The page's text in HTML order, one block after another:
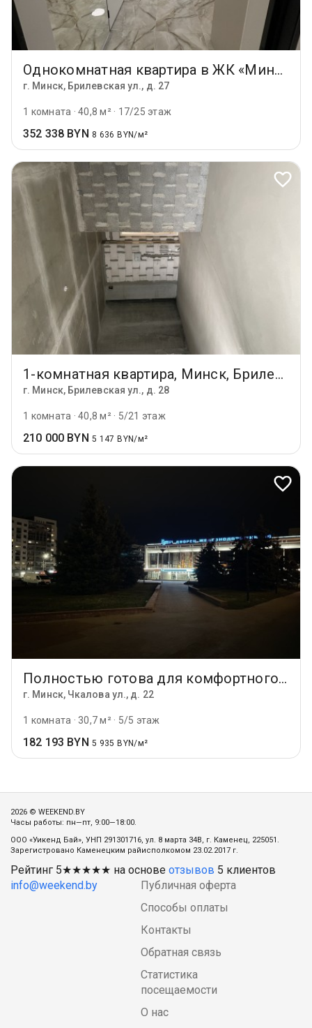
Однокомнатная квартира в ЖК «Минск Мира», дом «Румба» - от собственника
г. Минск, Брилевская ул., д. 27
1 комната · 40,8 м² · 17/25 этаж
352 338 BYN 8 636 BYN/м²
1-комнатная квартира, Минск, Брилевская ул., 28
г. Минск, Брилевская ул., д. 28
1 комната · 40,8 м² · 5/21 этаж
210 000 BYN 5 147 BYN/м²
Полностью готова для комфортного проживания ,уютная, светлая квартира рядом с Минск Миром по ул.Чкалова 22,в 5-ти минутах от метро Институт Культуры ,и Ковальской Слободы. Агентствам просьба не беспокоить!
г. Минск, Чкалова ул., д. 22
1 комната · 30,7 м² · 5/5 этаж
182 193 BYN 5 935 BYN/м²
2026 © WEEKEND.BY
Часы работы: пн—пт, 9:00—18:00.
ООО «Уикенд Бай», УНП 291301716, ул. 8 марта 34В, г. Каменец, 225051.
Зарегистровано Каменецким райисполкомом 23.02.2017 г.
Рейтинг 5★★★★★ на основе отзывов 5 клиентов
info@weekend.by
Публичная оферта
Способы оплаты
Контакты
Обратная связь
Статистика
посещаемости
О нас